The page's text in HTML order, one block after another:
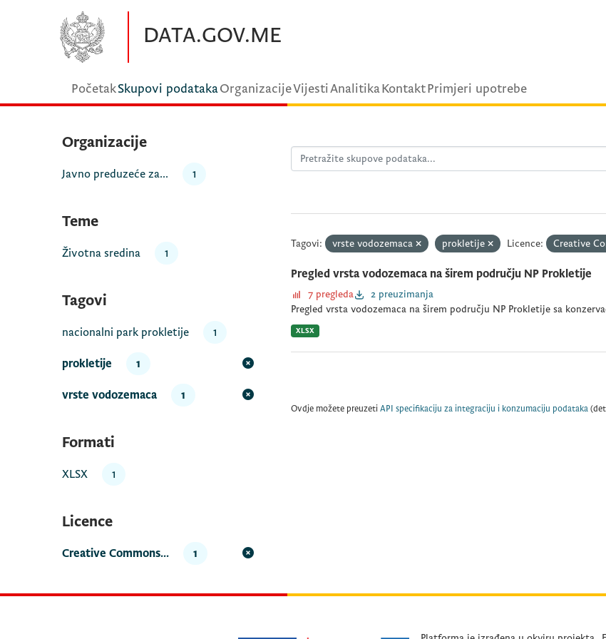
DATA.GOV.ME
PočetakSkupovi podatakaOrganizacijeVijestiAnalitikaKontaktPrimjeri upotrebe
Organizacije
Javno preduzeće za... 1
Teme
Životna sredina 1
Tagovi
nacionalni park prokletije 1
prokletije 1
vrste vodozemaca 1
Formati
XLSX 1
Licence
Creative Commons... 1
Tagovi: vrste vodozemaca prokletije Licence: Creative
Pregled vrsta vodozemaca na širem području NP Prokletije
7 pregleda
2 preuzimanja
Pregled vrsta vodozemaca na širem području NP Prokletije sa
XLSX
Ovdje možete preuzeti API specifikaciju za integraciju i konzumaciju podataka